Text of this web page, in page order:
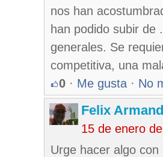
nos han
han podido subir de
generales. Se
competitiva, una
0 · Me gusta · No
Felix
15 de enero
Urge hacer algo